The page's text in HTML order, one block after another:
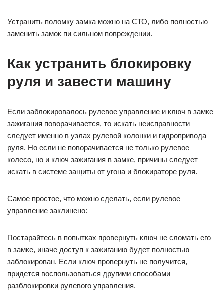
Устранить поломку замка можно на СТО, либо полностью
заменить замок пи сильном повреждении.
Как устранить блокировку
руля и завести машину
Если заблокировалось рулевое управление и ключ в замке
зажигания поворачивается, то искать неисправности
следует именно в узлах рулевой колонки и гидропривода
руля. Но если не поворачивается не только рулевое
колесо, но и ключ зажигания в замке, причины следует
искать в системе защиты от угона и блокираторе руля.
Самое простое, что можно сделать, если рулевое
управление заклинено:
Постарайтесь в попытках провернуть ключ не сломать его
в замке, иначе доступ к зажиганию будет полностью
заблокирован. Если ключ провернуть не получится,
придется воспользоваться другими способами
разблокировки рулевого управления.